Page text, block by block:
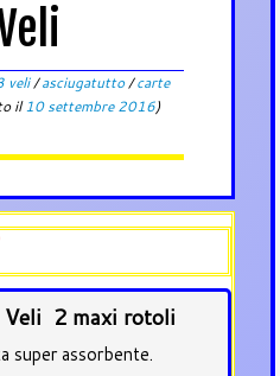
veli/asciugatutto/carte
il10 settembre 2016)
2 maxi rotoli
super assorbente.